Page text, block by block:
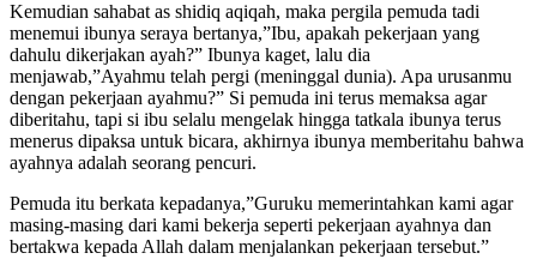
Kemudian sahabat as shidiq aqiqah, maka pergila pemuda tadi
menemui ibunya seraya bertanya,”Ibu, apakah pekerjaan yang
dahulu dikerjakan ayah?” Ibunya kaget, lalu dia
menjawab,”Ayahmu telah pergi (meninggal dunia). Apa urusanmu
dengan pekerjaan ayahmu?” Si pemuda ini terus memaksa agar
diberitahu, tapi si ibu selalu mengelak hingga tatkala ibunya terus
menerus dipaksa untuk bicara, akhirnya ibunya memberitahu bahwa
ayahnya adalah seorang pencuri.
Pemuda itu berkata kepadanya,”Guruku memerintahkan kami agar
masing-masing dari kami bekerja seperti pekerjaan ayahnya dan
bertakwa kepada Allah dalam menjalankan pekerjaan tersebut.”